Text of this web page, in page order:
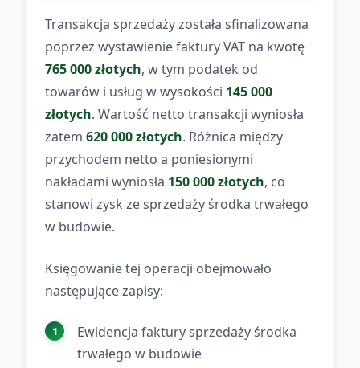
Transakcja sprzedaży została sfinalizowana
poprzez wystawienie faktury VAT na kwotę
765 000 złotych, w tym podatek od
towarów i usług w wysokości 145 000
złotych. Wartość netto transakcji wyniosła
zatem 620 000 złotych. Różnica między
przychodem netto a poniesionymi
nakładami wyniosła 150 000 złotych, co
stanowi zysk ze sprzedaży środka trwałego
w budowie.
Księgowanie tej operacji obejmowało
następujące zapisy:
Ewidencja faktury sprzedaży środka
trwałego w budowie